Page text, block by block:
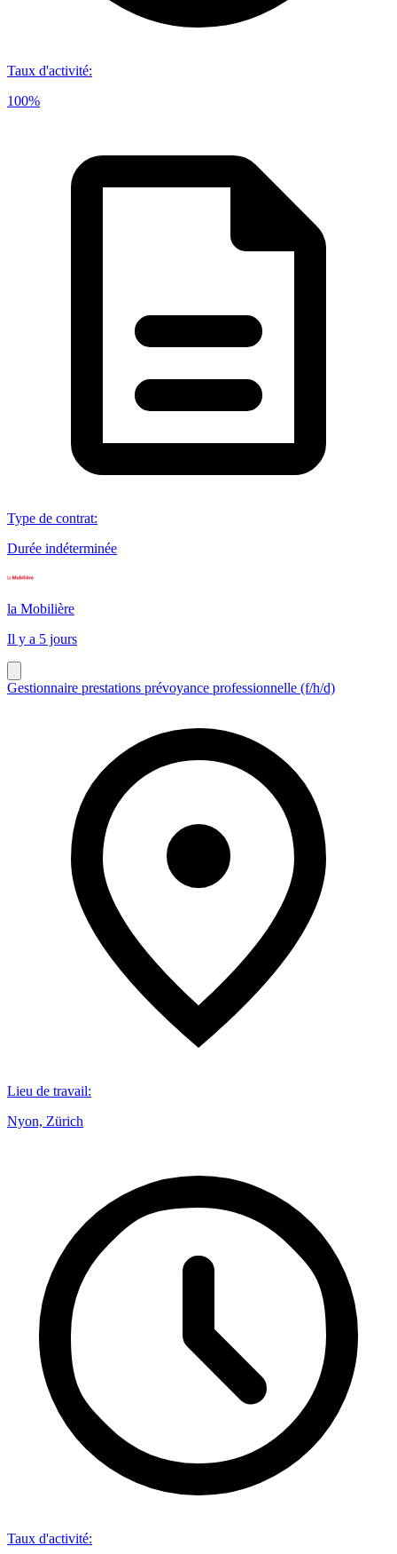
Taux d'activité:
100%
Type de contrat:
Durée indéterminée
la Mobilière
Il y a 5 jours
Gestionnaire prestations prévoyance professionnelle (f/h/d)
Lieu de travail:
Nyon, Zürich
Taux d'activité: